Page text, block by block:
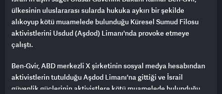
ülkesinin uluslararası sularda hukuka aykırı bir şekilde
alıkoyup kötü muamelede bulunduğu Küresel Sumud Filosu
aktivistlerini Usdud (Aşdod) Limanı'nda provoke etmeye
çalıştı.
Ben-Gvir, ABD merkezli X şirketinin sosyal medya hesabından
aktivistlerin tutulduğu Aşdod Limanı'na gittiği ve İsrail
güvenlik güçlerinin aktivistlere kötü muamelede bulunduğu